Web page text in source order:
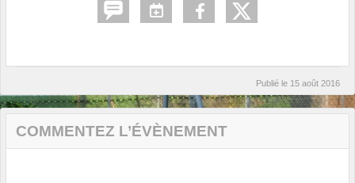
Publié le 15 août 2016
COMMENTEZ L’ÉVÈNEMENT